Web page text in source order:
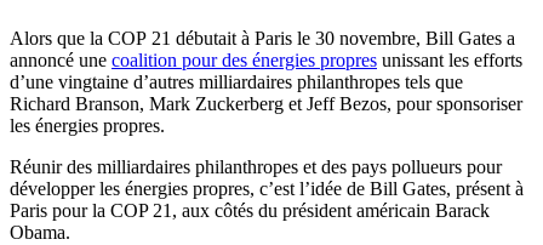
Alors que la COP 21 débutait à Paris le 30 novembre, Bill Gates a
annoncé une coalition pour des énergies propres unissant les efforts
d’une vingtaine d’autres milliardaires philanthropes tels que
Richard Branson, Mark Zuckerberg et Jeff Bezos, pour sponsoriser
les énergies propres.
Réunir des milliardaires philanthropes et des pays pollueurs pour
développer les énergies propres, c’est l’idée de Bill Gates, présent à
Paris pour la COP 21, aux côtés du président américain Barack
Obama.